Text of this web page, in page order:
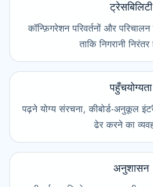
ट्रेसबिलिटी
कॉन्फ़िगरेशन परिवर्तनों और
ताकि निगरानी
पहुँचयोग्यता
पढ़ने योग्य संरचना, कीबोर्ड-अनुकूल
ढेर करने का
अनुशासन